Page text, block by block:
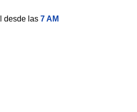
desde las 7 AM